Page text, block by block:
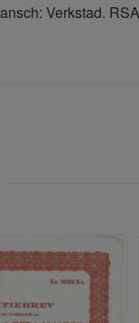
Verkstad.